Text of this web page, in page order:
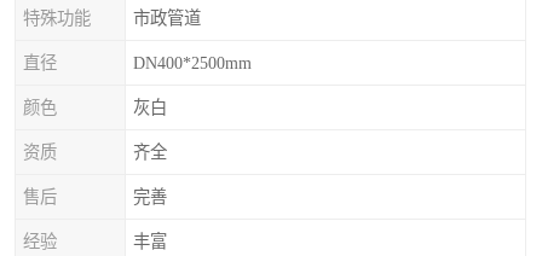
特殊功能 市政管道
直径 DN400*2500mm
颜色 灰白
资质 齐全
售后 完善
经验 丰富